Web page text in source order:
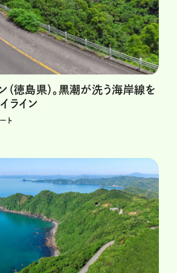
（徳島県）。黒潮が洗う海岸線を
ライン
ト